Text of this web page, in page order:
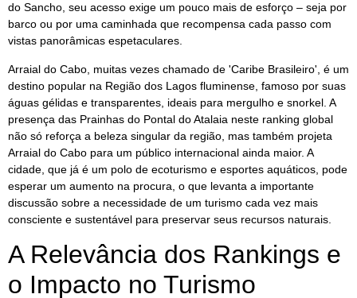
do Sancho, seu acesso exige um pouco mais de esforço – seja por
barco ou por uma caminhada que recompensa cada passo com
vistas panorâmicas espetaculares.
Arraial do Cabo, muitas vezes chamado de 'Caribe Brasileiro', é um
destino popular na Região dos Lagos fluminense, famoso por suas
águas gélidas e transparentes, ideais para mergulho e snorkel. A
presença das Prainhas do Pontal do Atalaia neste ranking global
não só reforça a beleza singular da região, mas também projeta
Arraial do Cabo para um público internacional ainda maior. A
cidade, que já é um polo de ecoturismo e esportes aquáticos, pode
esperar um aumento na procura, o que levanta a importante
discussão sobre a necessidade de um turismo cada vez mais
consciente e sustentável para preservar seus recursos naturais.
A Relevância dos Rankings e
o Impacto no Turismo